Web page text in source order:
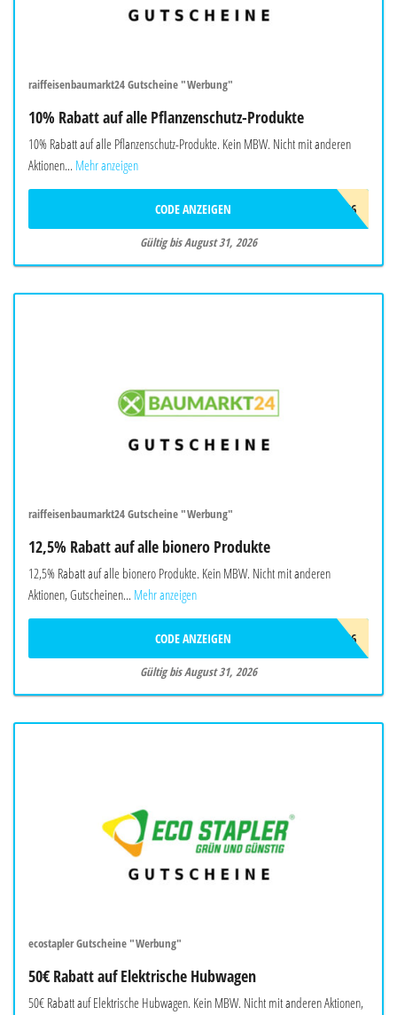
raiffeisenbaumarkt24 Gutscheine "Werbung"
10% Rabatt auf alle Pflanzenschutz-Produkte
10% Rabatt auf alle Pflanzenschutz-Produkte. Kein MBW. Nicht mit anderen
Aktionen... Mehr anzeigen
20SOMMER26
CODE ANZEIGEN
Gültig bis August 31, 2026
raiffeisenbaumarkt24 Gutscheine "Werbung"
12,5% Rabatt auf alle bionero Produkte
12,5% Rabatt auf alle bionero Produkte. Kein MBW. Nicht mit anderen
Aktionen, Gutscheinen... Mehr anzeigen
BIONERO26
CODE ANZEIGEN
Gültig bis August 31, 2026
ecostapler Gutscheine "Werbung"
50€ Rabatt auf Elektrische Hubwagen
50€ Rabatt auf Elektrische Hubwagen. Kein MBW. Nicht mit anderen Aktionen,